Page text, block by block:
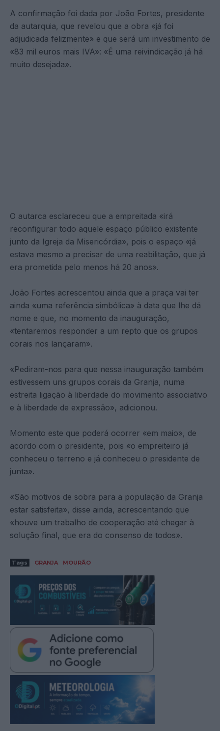
A confirmação foi dada por João Fortes, presidente
da autarquia, que revelou que a obra «já foi
adjudicada felizmente» e que será um investimento de
«83 mil euros mais IVA»: «É uma reivindicação já há
muito desejada».
O autarca esclareceu que a empreitada «irá
reconfigurar todo aquele espaço público existente
junto da Igreja da Misericórdia», pois o espaço «já
estava mesmo a precisar de uma reabilitação, que já
era prometida pelo menos há 20 anos».
João Fortes acrescentou ainda que a praça vai ter
ainda «uma referência simbólica» à data que lhe dá
nome e que, no momento da inauguração,
«tentaremos responder a um repto que os grupos
corais nos lançaram».
«Pediram-nos para que nessa inauguração também
estivessem uns grupos corais da Granja, numa
estreita ligação à liberdade do movimento associativo
e à liberdade de expressão», adicionou.
Momento este que poderá ocorrer «em maio», de
acordo com o presidente, pois «o empreiteiro já
conheceu o terreno e já conheceu o presidente de
junta».
«São motivos de sobra para a população da Granja
estar satisfeita», disse ainda, acrescentando que
«houve um trabalho de cooperação até chegar à
solução final, que era do consenso de todos».
Tags GRANJA MOURÃO